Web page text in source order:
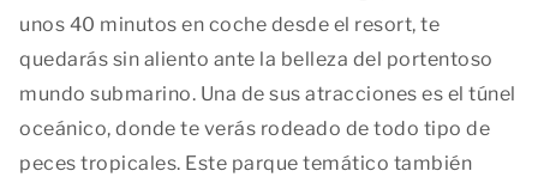
unos 40 minutos en coche desde el resort, te
quedarás sin aliento ante la belleza del portentoso
mundo submarino. Una de sus atracciones es el túnel
oceánico, donde te verás rodeado de todo tipo de
peces tropicales. Este parque temático también